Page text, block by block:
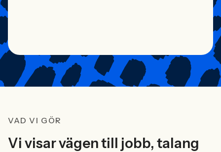
VAD VI GÖR
Vi visar vägen till jobb, talang